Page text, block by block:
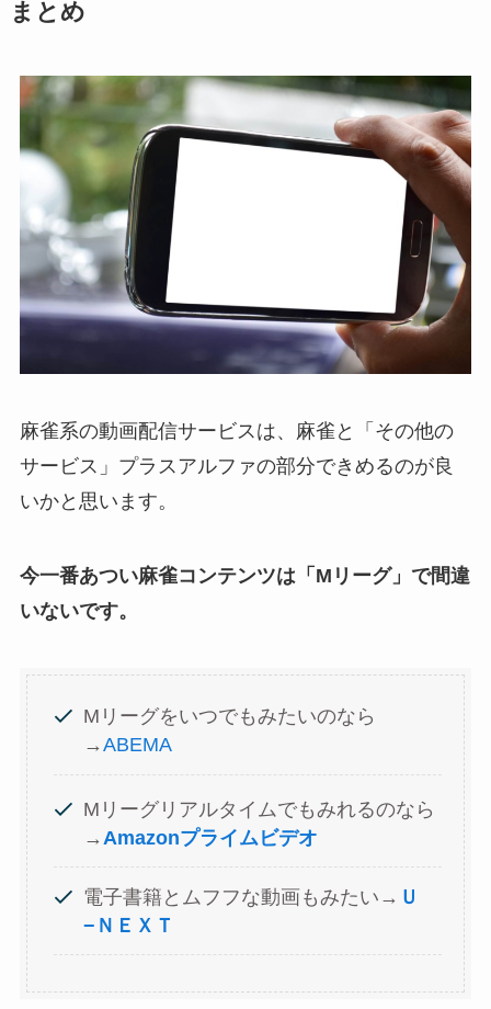
まとめ
麻雀系の動画配信サービスは、麻雀と「その他の
サービス」プラスアルファの部分できめるのが良
いかと思います。
今一番あつい麻雀コンテンツは「Mリーグ」で間違
いないです。
Mリーグをいつでもみたいのなら
→ABEMA
Mリーグリアルタイムでもみれるのなら
→ Amazonプライムビデオ
電子書籍とムフフな動画もみたい→ Ｕ
−ＮＥＸＴ